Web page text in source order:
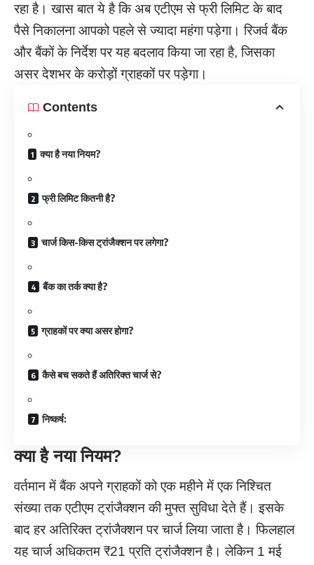
रहा है। खास बात ये है कि अब एटीएम से फ्री लिमिट के बाद
पैसे निकालना आपको पहले से ज्यादा महंगा पड़ेगा। रिजर्व बैंक
और बैंकों के निर्देश पर यह बदलाव किया जा रहा है, जिसका
असर देशभर के करोड़ों ग्राहकों पर पड़ेगा।
Contents
क्या है नया नियम?
फ्री लिमिट कितनी है?
चार्ज किस-किस ट्रांजैक्शन पर लगेगा?
बैंक का तर्क क्या है?
ग्राहकों पर क्या असर होगा?
कैसे बच सकते हैं अतिरिक्त चार्ज से?
निष्कर्ष:
क्या है नया नियम?
वर्तमान में बैंक अपने ग्राहकों को एक महीने में एक निश्चित
संख्या तक एटीएम ट्रांजैक्शन की मुफ्त सुविधा देते हैं। इसके
बाद हर अतिरिक्त ट्रांजैक्शन पर चार्ज लिया जाता है। फिलहाल
यह चार्ज अधिकतम ₹21 प्रति ट्रांजैक्शन है। लेकिन 1 मई